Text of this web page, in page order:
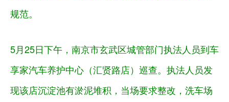
规范。
5月25日下午，南京市玄武区城管部门执法人员到车
享家汽车养护中心（汇贤路店）巡查。执法人员发
现该店沉淀池有淤泥堆积，当场要求整改，洗车场